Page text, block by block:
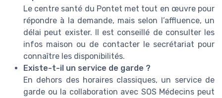
Le centre santé du Pontet met tout en œuvre pour
répondre à la demande, mais selon l’affluence, un
délai peut exister. Il est conseillé de consulter les
infos maison ou de contacter le secrétariat pour
connaître les disponibilités.
Existe-t-il un service de garde ?
En dehors des horaires classiques, un service de
garde ou la collaboration avec SOS Médecins peut